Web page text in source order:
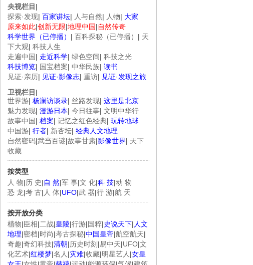
央视栏目 |
探索·发现| 百家讲坛| 人与自然| 人物| 大家
原来如此|创新无限|地理中国|自然传奇
科学世界（已停播） | 百科探秘（已停播） | 天
下大观| 科技人生
走遍中国| 走近科学| 绿色空间| 科技之光
科技博览| 国宝档案| 中华民族| 读书
见证·亲历| 见证·影像志| 重访| 见证·发现之旅
卫视栏目 |
世界游| 杨澜访谈录| 丝路发现| 这里是北京
魅力发现| 漫游日本| 今日往事| 文明中华行
故事中国| 档案| 记忆之红色经典| 玩转地球
中国游| 行者| 新杏坛| 经典人文地理
自然密码|武当百谜|故事甘肃|影像世界| 天下
收藏
按类型
人 物|历 史|自 然|军 事|文 化|科 技|动 物
恐 龙|考 古| 人 体|UFO|武 器|行 游|航 天
按开放分类
植物|臣相|二战|皇陵|行游|国粹|史说天下| 人文
地理|密档|时尚|考古探秘|中国皇帝|航空航天|
奇趣|奇幻科技|清朝|历史时刻 |易中天|UFO|文
化艺术|红楼梦|名人 |灾难|收藏|明星艺人 |女皇